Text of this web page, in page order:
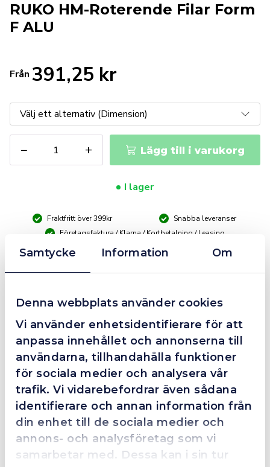
Samtycke Information Om
Denna webbplats använder cookies
Vi använder enhetsidentifierare för att
anpassa innehållet och annonserna till
användarna, tillhandahålla funktioner
för sociala medier och analysera vår
trafik. Vi vidarebefordrar även sådana
identifierare och annan information från
din enhet till de sociala medier och
annons- och analysföretag som vi
samarbetar med. Dessa kan i sin tur
RUKO HM-Roterende Filar Form
F ALU
Från 391,25 kr
−
HM-
Roterende
+ Lägg till i varukorg
I lager
Fraktfritt över 399kr
Snabba leveranser
Företagsfaktura / Klarna / Kortbetalning / Leasing
Grym service!
Dom här grabbarna är definitionen av serviceminded.
Trots en billigare order, som det blev lite strul med,
så agerade dom blixtsnabbt och löste det långt över
förväntan. Hade kontakt med Alexander, som förtjänar
en extra guldstjärna.